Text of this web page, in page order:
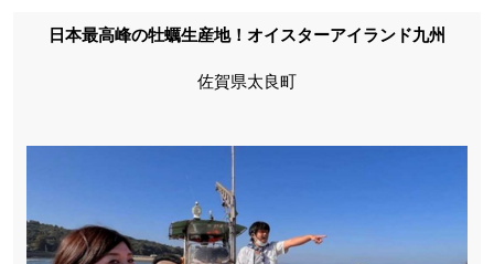
日本最高峰の牡蠣生産地！オイスターアイランド九州
佐賀県太良町